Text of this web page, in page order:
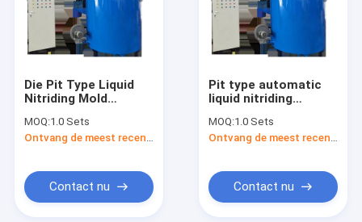
Die Pit Type Liquid
Nitriding Mold
MOQ:1.0 Sets
Contact nu
Pit type automatic
liquid nitriding
treatment equipment
die mold pit furnace
MOQ:1.0 Sets
Contact nu